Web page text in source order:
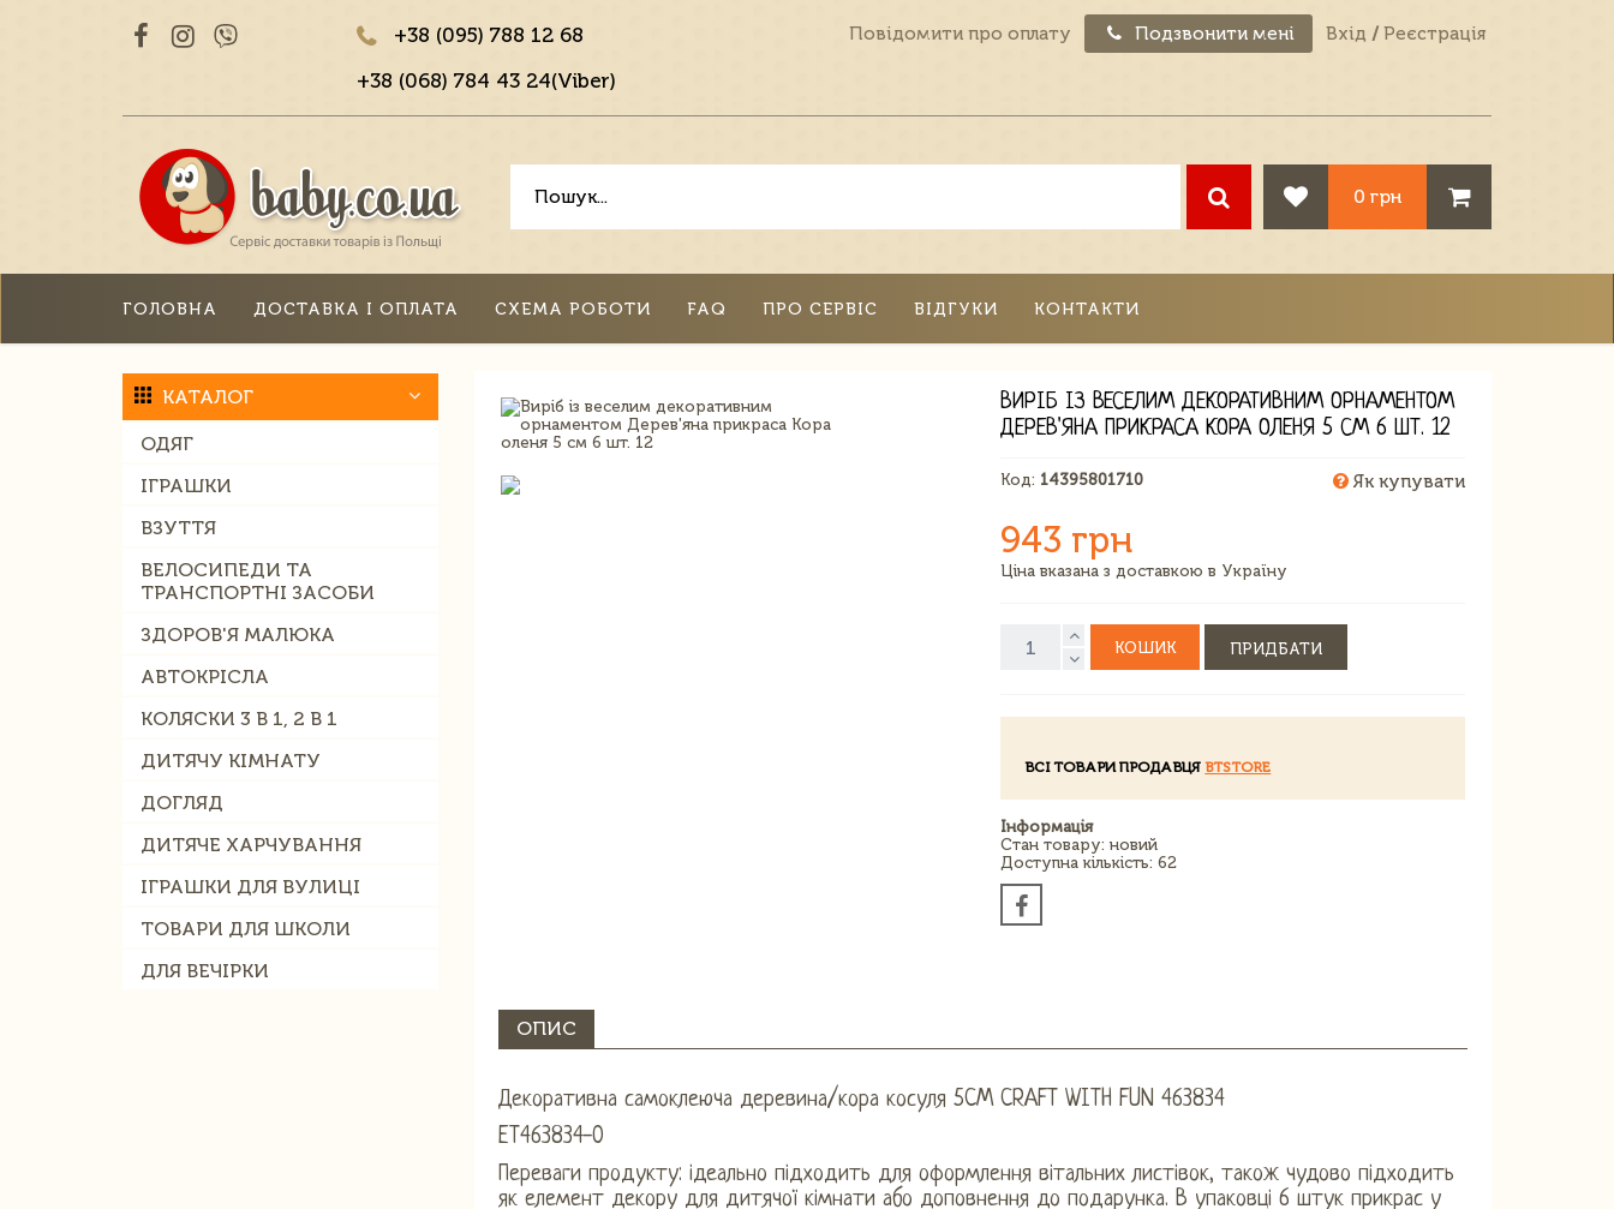
+38 (095) 788 12 68
+38 (068) 784 43 24(Viber)
Повідомити про оплату Подзвонити мені Вхід / Реєстрація
0 грн
ГОЛОВНА ДОСТАВКА І ОПЛАТА СХЕМА РОБОТИ FAQ ПРО СЕРВІС ВІДГУКИ КОНТАКТИ
КАТАЛОГ
ОДЯГ
ІГРАШКИ
ВЗУТТЯ
ВЕЛОСИПЕДИ ТА
ТРАНСПОРТНІ ЗАСОБИ
ЗДОРОВ'Я МАЛЮКА
АВТОКРІСЛА
КОЛЯСКИ 3 В 1, 2 В 1
ДИТЯЧУ КІМНАТУ
ДОГЛЯД
ДИТЯЧЕ ХАРЧУВАННЯ
ІГРАШКИ ДЛЯ ВУЛИЦІ
ТОВАРИ ДЛЯ ШКОЛИ
ДЛЯ ВЕЧІРКИ
ВИРІБ ІЗ ВЕСЕЛИМ ДЕКОРАТИВНИМ ОРНАМЕНТОМ
ДЕРЕВ'ЯНА ПРИКРАСА КОРА ОЛЕНЯ 5 СМ 6 ШТ. 12
Код: 14395801710 Як купувати
943 грн
Ціна вказана з доставкою в Україну
КОШИК ПРИДБАТИ
ВСІ ТОВАРИ ПРОДАВЦЯBTSTORE
Інформація
Стан товару: новий
Доступна кількість: 62
ОПИС
Декоративна самоклеюча деревина/кора косуля 5CM CRAFT WITH FUN 463834
ET463834-0
Переваги продукту: ідеально підходить для оформлення вітальних листівок, також чудово підходить
як елемент декору для дитячої кімнати або доповнення до подарунка. В упаковці 6 штук прикрас у